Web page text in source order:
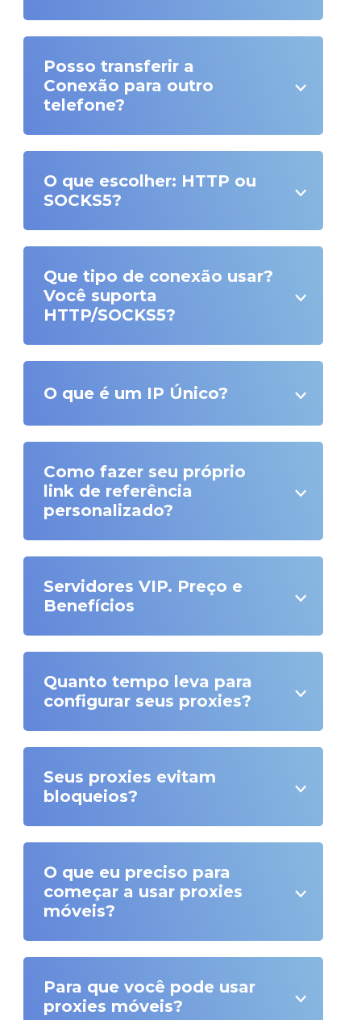
Posso transferir a
Conexão para outro
telefone?
O que escolher: HTTP ou
SOCKS5?
Que tipo de conexão usar?
Você suporta
HTTP/SOCKS5?
O que é um IP Único?
Como fazer seu próprio
link de referência
personalizado?
Servidores VIP. Preço e
Benefícios
Quanto tempo leva para
configurar seus proxies?
Seus proxies evitam
bloqueios?
O que eu preciso para
começar a usar proxies
móveis?
Para que você pode usar
proxies móveis?